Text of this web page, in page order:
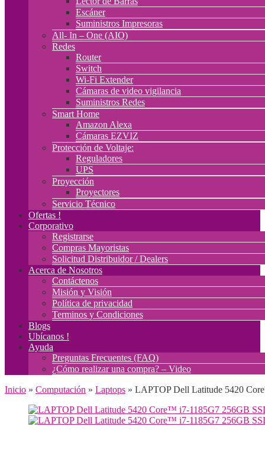
Escáner
Suministros Impresoras
All- In – One (AIO)
Redes
Router
Switch
Wi-Fi Extender
Cámaras de video vigilancia
Suministros Redes
Smart Home
Amazon Alexa
Cámaras EZVIZ
Protección de Voltaje:
Reguladores
UPS
Proyección
Proyectores
Servicio Técnico
Ofertas !
Corporativo
Registrarse
Compras Mayoristas
Solicitud Distribuidor / Dealers
Acerca de Nosotros
Contáctenos
Misión y Visión
Política de privacidad
Terminos y Condiciones
Blogs
Ubícanos !
Ayuda
Preguntas Frecuentes (FAQ)
¿Cómo realizar una compra? – Video
Inicio » Computación » Laptops » LAPTOP Dell Latitude 5420